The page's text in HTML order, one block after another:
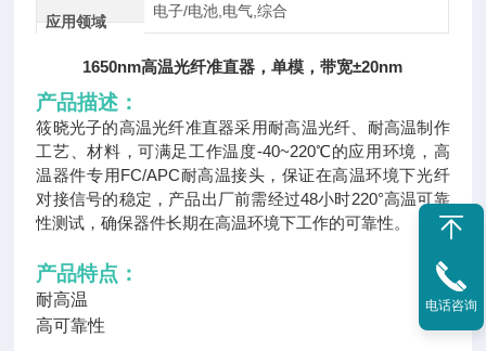
应用领域
电子/电池,电气,综合
1650nm高温光纤准直器，单模，带宽±20nm
产品描述：
筱晓光子的高温光纤准直器采用耐高温光纤、耐高温制作
工艺、材料，可满足工作温度-40~220℃的应用环境，高
温器件专用FC/APC耐高温接头，保证在高温环境下光纤
对接信号的稳定，产品出厂前需经过48小时220°高温可靠
性测试，确保器件长期在高温环境下工作的可靠性。
产品特点：
耐高温
高可靠性
电话咨询